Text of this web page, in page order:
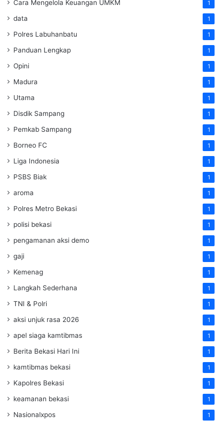
Cara Mengelola Keuangan UMKM 1
data 1
Polres Labuhanbatu 1
Panduan Lengkap 1
Opini 1
Madura 1
Utama 1
Disdik Sampang 1
Pemkab Sampang 1
Borneo FC 1
Liga Indonesia 1
PSBS Biak 1
aroma 1
Polres Metro Bekasi 1
polisi bekasi 1
pengamanan aksi demo 1
gaji 1
Kemenag 1
Langkah Sederhana 1
TNI & Polri 1
aksi unjuk rasa 2026 1
apel siaga kamtibmas 1
Berita Bekasi Hari Ini 1
kamtibmas bekasi 1
Kapolres Bekasi 1
keamanan bekasi 1
Nasionalxpos 1